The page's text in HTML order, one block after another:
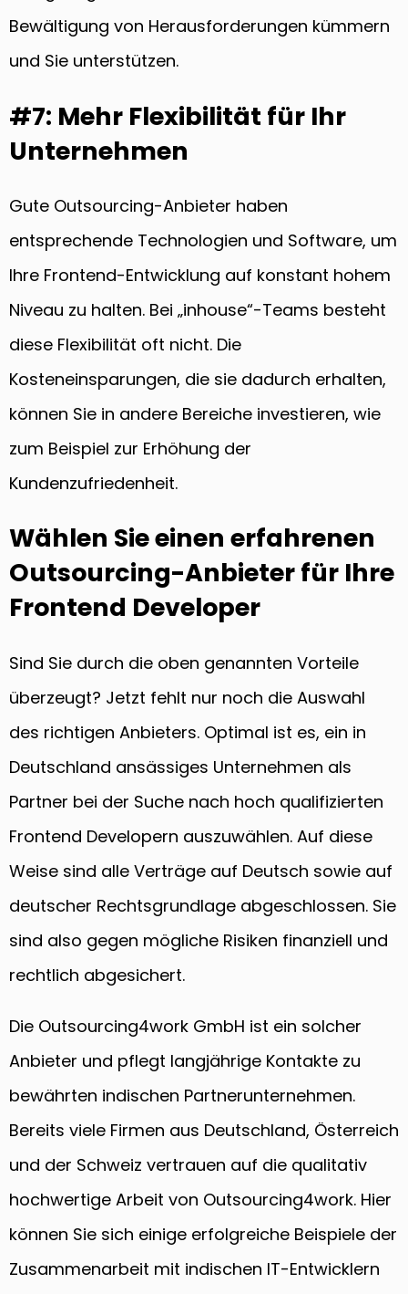
Bewältigung von Herausforderungen kümmern
und Sie unterstützen.
#7: Mehr Flexibilität für Ihr
Unternehmen
Gute Outsourcing-Anbieter haben
entsprechende Technologien und Software, um
Ihre Frontend-Entwicklung auf konstant hohem
Niveau zu halten. Bei „inhouse“-Teams besteht
diese Flexibilität oft nicht. Die
Kosteneinsparungen, die sie dadurch erhalten,
können Sie in andere Bereiche investieren, wie
zum Beispiel zur Erhöhung der
Kundenzufriedenheit.
Wählen Sie einen erfahrenen
Outsourcing-Anbieter für Ihre
Frontend Developer
Sind Sie durch die oben genannten Vorteile
überzeugt? Jetzt fehlt nur noch die Auswahl
des richtigen Anbieters. Optimal ist es, ein in
Deutschland ansässiges Unternehmen als
Partner bei der Suche nach hoch qualifizierten
Frontend Developern auszuwählen. Auf diese
Weise sind alle Verträge auf Deutsch sowie auf
deutscher Rechtsgrundlage abgeschlossen. Sie
sind also gegen mögliche Risiken finanziell und
rechtlich abgesichert.
Die Outsourcing4work GmbH ist ein solcher
Anbieter und pflegt langjährige Kontakte zu
bewährten indischen Partnerunternehmen.
Bereits viele Firmen aus Deutschland, Österreich
und der Schweiz vertrauen auf die qualitativ
hochwertige Arbeit von Outsourcing4work. Hier
können Sie sich einige erfolgreiche Beispiele der
Zusammenarbeit mit indischen IT-Entwicklern